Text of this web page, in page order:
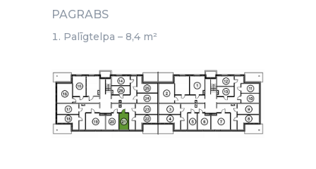
PAGRABS
Palīgtelpa – 8,4 m²